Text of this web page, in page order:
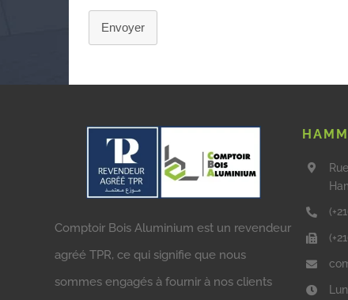
Envoyer
Comptoir Bois Aluminium est un revendeur
agréé TPR, ce qui signifie que nous
sommes engagés à fournir à nos clients